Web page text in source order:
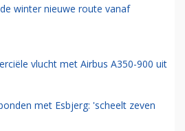
winter nieuwe route vanaf
vlucht met Airbus A350-900 uit
met Esbjerg: 'scheelt zeven